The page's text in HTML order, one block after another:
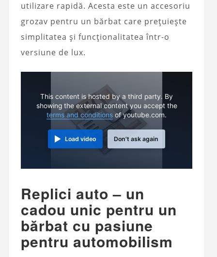
utilizare rapidă. Acesta este un accesoriu
grozav pentru un bărbat care prețuiește
simplitatea și funcționalitatea într-o
versiune de lux.
This content is hosted by a third party. By
showing the external content you accept the
terms and conditions of youtube.com.
Load video Don't ask again
Replici auto – un
cadou unic pentru un
bărbat cu pasiune
pentru automobilism